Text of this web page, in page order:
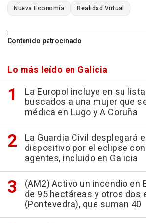
Nueva Economía Realidad Virtual
Contenido patrocinado
Lo más leído en Galicia
La Europol incluye en su
buscados a una mujer que
médica en Lugo y A Coruña
La Guardia Civil desplegará
dispositivo por el eclipse
agentes, incluido en Galicia
(AM2) Activo un incendio en
de 95 hectáreas y otros dos
(Pontevedra), que suman 40